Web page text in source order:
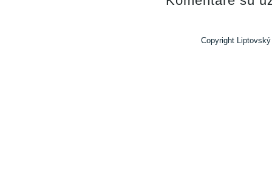
Copyright